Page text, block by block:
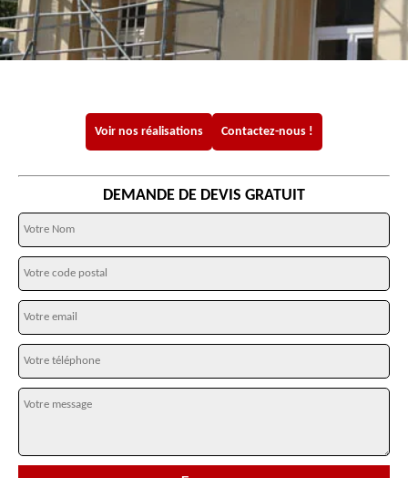
Voir nos réalisations Contactez-nous !
DEMANDE DE DEVIS GRATUIT